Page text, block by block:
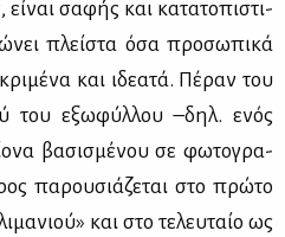
εί­ναι σα­φής και κα­τα­το­πι­στι­
πλεί­στα όσα προ­σω­πι­κά
και ιδε­α­τά. Πέ­ραν του
του εξω­φύλ­λου –δηλ. ενός
βα­σι­σμέ­νου σε φω­το­γρα­
πα­ρου­σιά­ζε­ται στο πρώ­το
και στο τε­λευ­ταίο ως